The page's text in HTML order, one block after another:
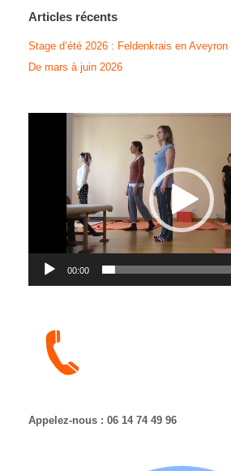
Articles récents
Stage d’été 2026 : Feldenkrais en Aveyron
De mars à juin 2026
00:00
Appelez-nous : 06 14 74 49 96